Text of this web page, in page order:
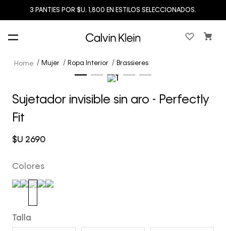
3 PANTIES POR $U. 1,800 EN ESTILOS SELECCIONADOS.
Mujer Ropa Interior Brassieres
Sujetador invisible sin aro - Perfectly
Fit
$U 2690
Colores
Talla